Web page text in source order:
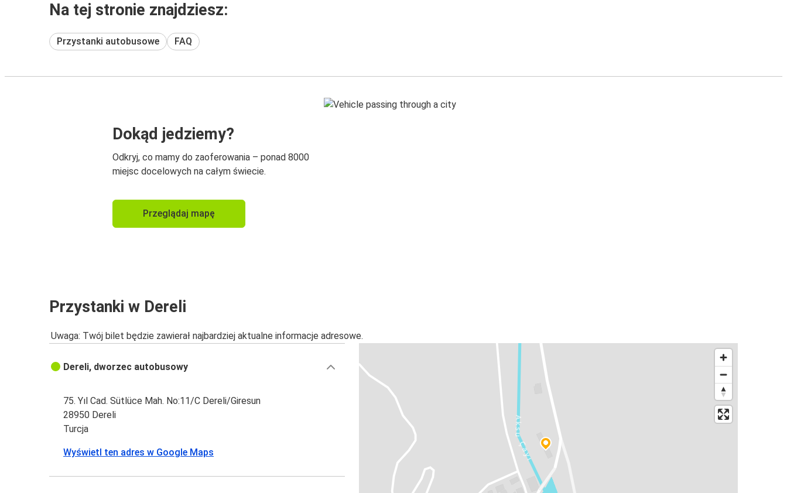
Na tej stronie znajdziesz:
Przystanki autobusowe FAQ
Dokąd jedziemy?
Odkryj, co mamy do zaoferowania – ponad 8000
miejsc docelowych na całym świecie.
Przeglądaj mapę
Przystanki w Dereli
Uwaga: Twój bilet będzie zawierał najbardziej aktualne informacje adresowe.
Dereli, dworzec autobusowy
75. Yıl Cad. Sütlüce Mah. No:11/C Dereli/Giresun
28950 Dereli
Turcja
Wyświetl ten adres w Google Maps